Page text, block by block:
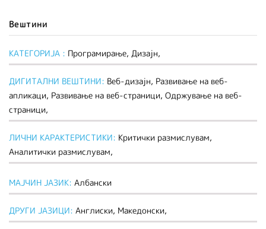
Вештини
КАТЕГОРИЈА : Програмирање, Дизајн,
ДИГИТАЛНИ ВЕШТИНИ: Веб-дизајн, Развивање на веб-
апликаци, Развивање на веб-страници, Одржување на веб-
страници,
ЛИЧНИ КАРАКТЕРИСТИКИ: Критички размислувам,
Аналитички размислувам,
МАЈЧИН ЈАЗИК: Албански
ДРУГИ ЈАЗИЦИ: Англиски, Македонски,